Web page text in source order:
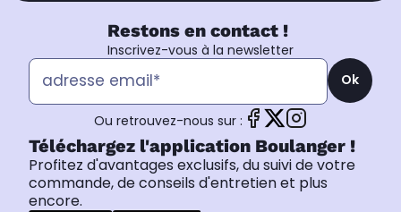
Restons en contact !
Inscrivez-vous à la newsletter
Ok
Ou retrouvez-nous sur :
Téléchargez l'application Boulanger !
Profitez d'avantages exclusifs, du suivi de votre
commande, de conseils d'entretien et plus
encore.